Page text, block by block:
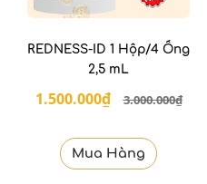
REDNESS-ID 1 Hộp/4 Ống
2,5 mL
1.500.000₫ 3.000.000₫
Mua Hàng